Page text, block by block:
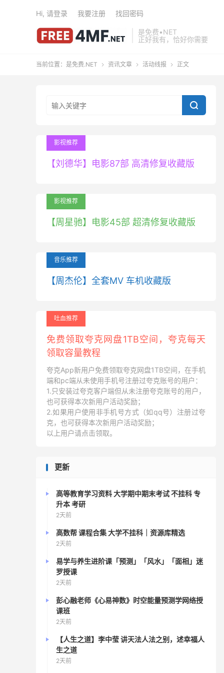
是免费•NET
正好我有，恰好你需要
Hi, 请登录 我要注册 找回密码
当前位置： 是免费.NET  资讯文章  活动线报  正文

影视推荐
【刘德华】电影87部 高清修复收藏版
影视推荐
【周星驰】电影45部 超清修复收藏版
音乐推荐
【周杰伦】全套MV 车机收藏版
吐血推荐
免费领取夸克网盘1TB空间，夸克每天
领取容量教程
夸克App新用户免费领取夸克网盘1TB空间，在手机
端和pc端从未使用手机号注册过夸克账号的用户：
1.只安装过夸克客户端但从未注册夸克账号的用户，
也可获得本次新用户活动奖励；
2.如果用户使用非手机号方式（如qq号）注册过夸
克，也可获得本次新用户活动奖励；
以上用户请点击领取。
更新
高等教育学习资料 大学期中期末考试 不挂科 专
升本 考研
2天前
高数帮 课程合集 大学不挂科｜资源库精选
2天前
易学与养生进阶课「预测」「风水」「面相」迷
罗授课
2天前
彭心融老师《心易神数》时空能量预测学网络授
课班
2天前
【人生之道】李中莹 讲天法人法之别，述幸福人
生之道
2天前